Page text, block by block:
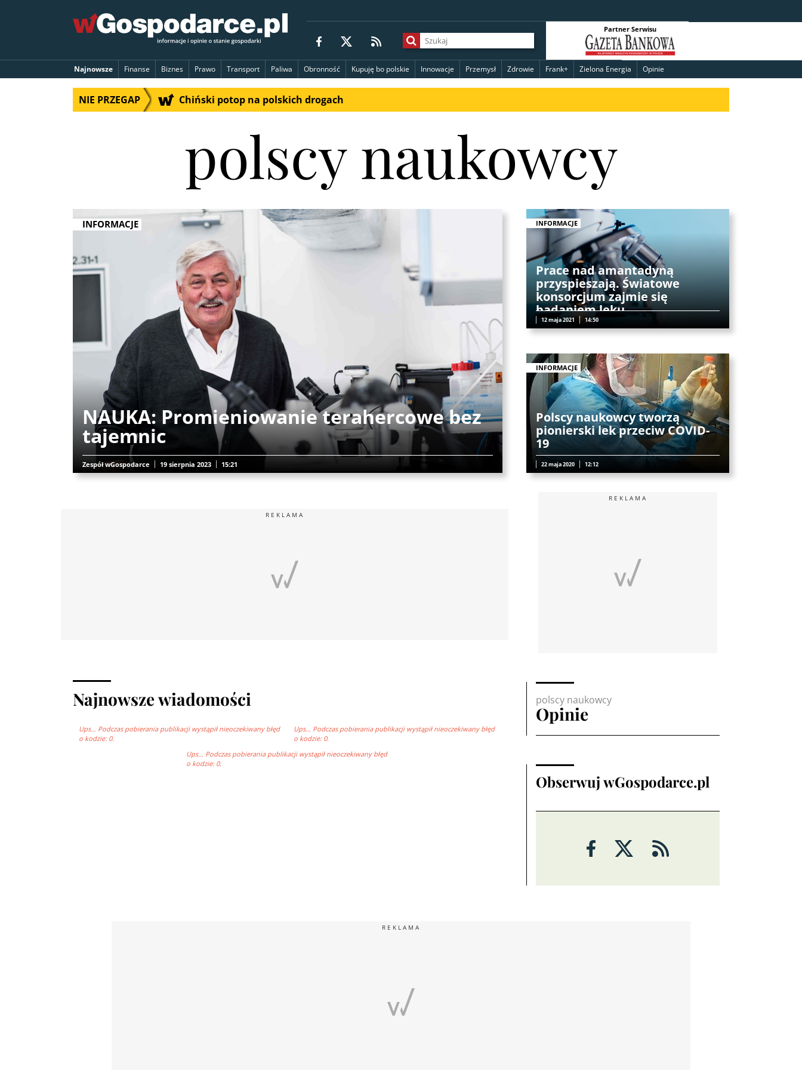
Partner Serwisu
Najnowsze Finanse Biznes Prawo Transport Paliwa Obronność Kupuję bo polskie Innowacje Przemysł Zdrowie Frank+ Zielona Energia Opinie
NIE PRZEGAP Chiński potop na polskich drogach
polscy naukowcy
INFORMACJE
NAUKA: Promieniowanie terahercowe bez
tajemnic
Zespół wGospodarce 19 sierpnia 2023 15:21
INFORMACJE
Prace nad amantadyną
przyspieszają. Światowe
konsorcjum zajmie się
badaniem leku
12 maja 2021 14:50
INFORMACJE
Polscy naukowcy tworzą
pionierski lek przeciw COVID-
19
22 maja 2020 12:12
REKLAMA
Najnowsze wiadomości
Ups… Podczas pobierania publikacji wystąpił nieoczekiwany błęd
o kodzie: 0.
Ups… Podczas pobierania publikacji wystąpił nieoczekiwany błęd
o kodzie: 0.
Ups… Podczas pobierania publikacji wystąpił nieoczekiwany błęd
o kodzie: 0.
REKLAMA
polscy naukowcy
Opinie
Obserwuj wGospodarce.pl
REKLAMA